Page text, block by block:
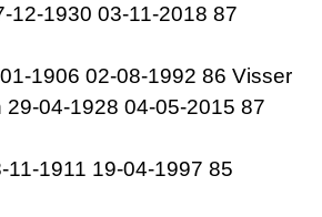
12-1930 03-11-2018 87
1906 02-08-1992 86 Visser
04-1928 04-05-2015 87
11-1911 19-04-1997 85